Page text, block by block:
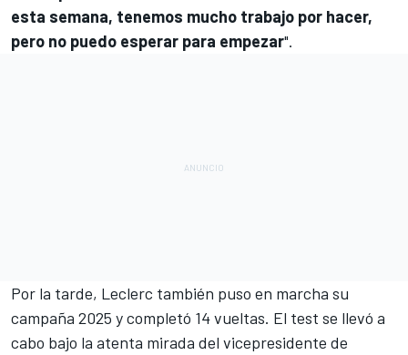
esta semana, tenemos mucho trabajo por hacer,
pero no puedo esperar para empezar".
Por la tarde, Leclerc también puso en marcha su
campaña 2025 y completó 14 vueltas. El test se llevó a
cabo bajo la atenta mirada del vicepresidente de